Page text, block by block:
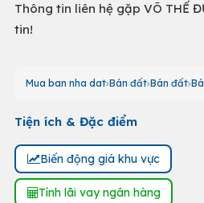
Thông tin liên hệ gặp VÕ THẾ
tin!
Mua ban nha dat Bán đất Bán đất
Tiện ích & Đặc điểm
Biến động giá khu vực
Tính lãi vay ngân hàng